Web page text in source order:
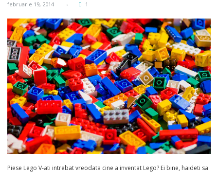
februarie 19, 2014 1
Piese Lego V-ati intrebat vreodata cine a inventat Lego? Ei bine, haideti sa